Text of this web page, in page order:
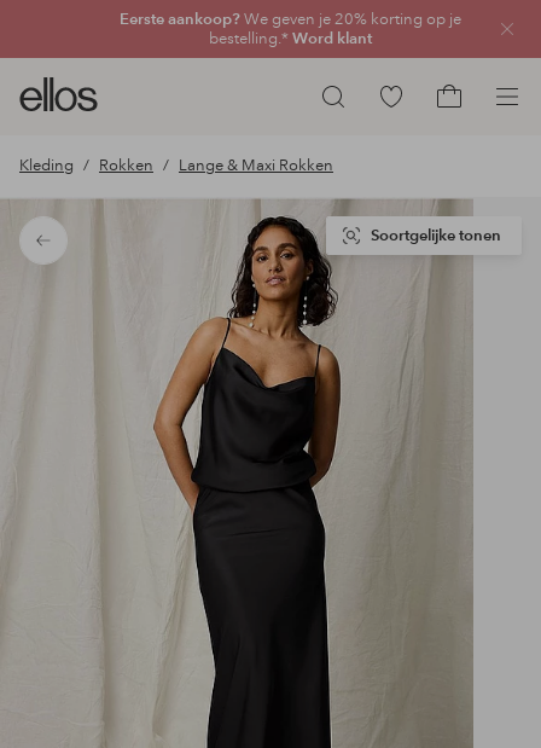
Eerste aankoop?We geven je 20% korting op je
bestelling.* Word klant
Zoeken
Ellos
logo
ga
naar
de
voorpagina
Ga
producten
Kleding Rokken Lange & Maxi Rokken
Terug
Soortgelijke tonen